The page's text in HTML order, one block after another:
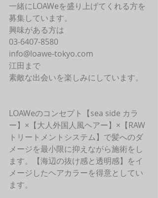
一緒にLOAWeを盛り上げてくれる方を
募集しています。
興味がある方は
03-6407-8580
info@loawe-tokyo.com
江田まで
素敵な出会いを楽しみにしています。
LOAWeのコンセプト【sea side カラ
ー】×【大人外国人風ヘアー】×【RAW
トリートメントシステム】で髪へのダ
メージを最小限に抑えながら施術をし
ます。【海辺の抜け感と透明感】をイ
メージしたヘアカラーを得意としてい
ます。